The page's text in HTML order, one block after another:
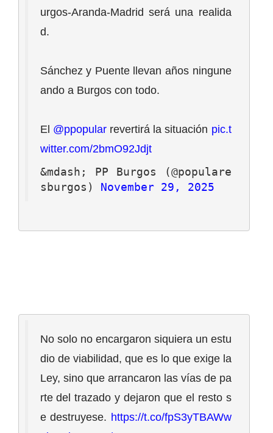
urgos-Aranda-Madrid será una realida
d.
Sánchez y Puente llevan años ningune
ando a Burgos con todo.
El @ppopular revertirá la situación pic.t
witter.com/2bmO92Jdjt
&mdash; PP Burgos (@populare
sburgos)
November 29, 2025
No solo no encargaron siquiera un estu
dio de viabilidad, que es lo que exige la
Ley, sino que arrancaron las vías de pa
rte del trazado y dejaron que el resto s
e destruyese. https://t.co/fpS3yTBAWw